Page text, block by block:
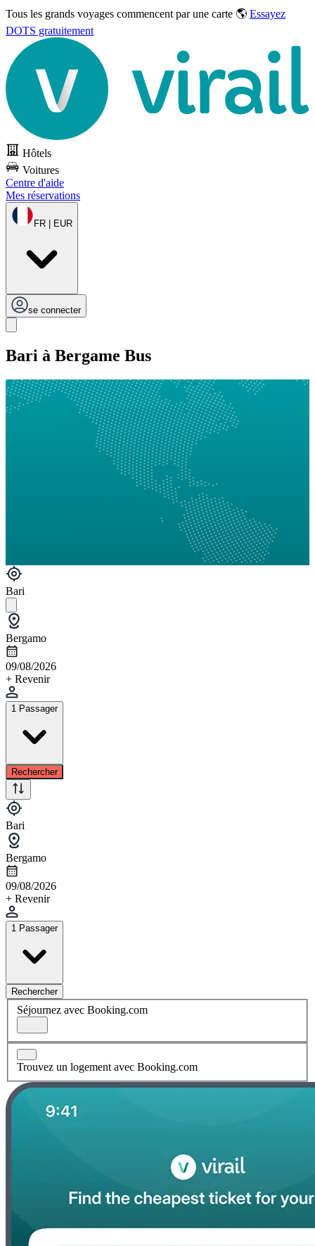
Tous les grands voyages commencent par une carte 🌎 Essayez
DOTS gratuitement
Hôtels
Voitures
Centre d'aide
Mes réservations
FR | EUR
se connecter
Bari à Bergame Bus
Bari
Bergamo
09/08/2026
+ Revenir
1 Passager
Rechercher
Bari
Bergamo
09/08/2026
+ Revenir
1 Passager
Rechercher
Séjournez avec Booking.com
Trouvez un logement avec Booking.com